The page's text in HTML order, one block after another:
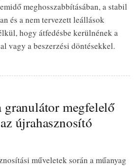
meghosszabbításában, a stabil
és a nem tervezett leállások
hogy átfedésbe kerülnének a
vagy a beszerzési döntésekkel.
megfelelő
újrahasznosító
műveletek során a műanyag